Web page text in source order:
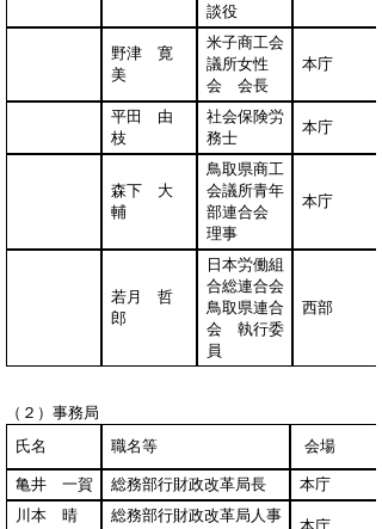
談役
野津 寛
美
米子商工会
議所女性
会 会長
本庁
平田 由
枝
社会保険労
務士
本庁
森下 大
輔
鳥取県商工
会議所青年
部連合会
理事
本庁
若月 哲
郎
日本労働組
合総連合会
鳥取県連合
会 執行委
員
西部
（２）事務局
氏名
職名等 会場
亀井 一賀 総務部行財政改革局長
本庁
川本 晴
総務部行財政改革局人事